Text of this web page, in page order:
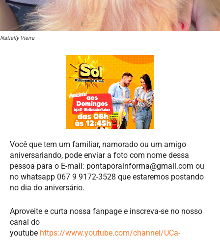
Natielly Vieira
Você que tem um familiar, namorado ou um amigo
aniversariando, pode enviar a foto com nome dessa
pessoa para o E-mail: pontaporainforma@gmail.com ou
no whatsapp 067 9 9172-3528 que estaremos postando
no dia do aniversário.
Aproveite e curta nossa fanpage e inscreva-se no nosso
canal do
youtube https://www.youtube.com/channel/UCa-